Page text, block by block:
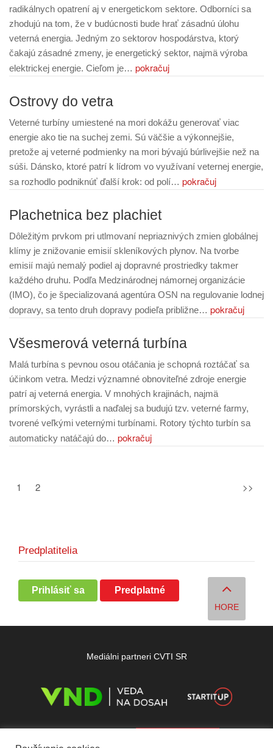
radikálnych opatrení aj v energetickom sektore. Odborníci sa
zhodujú na tom, že v budúcnosti bude hrať zásadnú úlohu
veterná energia. Jedným zo sektorov hospodárstva, ktorý
čakajú zásadné zmeny, je energetický sektor, najmä výroba
elektrickej energie. Cieľom je… pokračuj
Ostrovy do vetra
Veterné turbíny umiestené na mori dokážu generovať viac
energie ako tie na suchej zemi. Sú väčšie a výkonnejšie,
pretože aj veterné podmienky na mori bývajú búrlivejšie než na
súši. Dánsko, ktoré patrí k lídrom vo využívaní veternej energie,
sa rozhodlo podniknúť ďalší krok: od polí… pokračuj
Plachetnica bez plachiet
Dôležitým prvkom pri utlmovaní nepriaznivých zmien globálnej
klímy je znižovanie emisií skleníkových plynov. Na tvorbe
emisií majú nemalý podiel aj dopravné prostriedky takmer
každého druhu. Podľa Medzinárodnej námornej organizácie
(IMO), čo je špecializovaná agentúra OSN na regulovanie lodnej
dopravy, sa tento druh dopravy podieľa približne… pokračuj
Všesmerová veterná turbína
Malá turbína s pevnou osou otáčania je schopná roztáčať sa
účinkom vetra. Medzi významné obnoviteľné zdroje energie
patrí aj veterná energia. V mnohých krajinách, najmä
prímorských, vyrástli a naďalej sa budujú tzv. veterné farmy,
tvorené veľkými veternými turbínami. Rotory týchto turbín sa
automaticky natáčajú do… pokračuj
1 2 >>
Predplatitelia
Prihlásiť sa Predplatné
HORE
Mediálni partneri CVTI SR